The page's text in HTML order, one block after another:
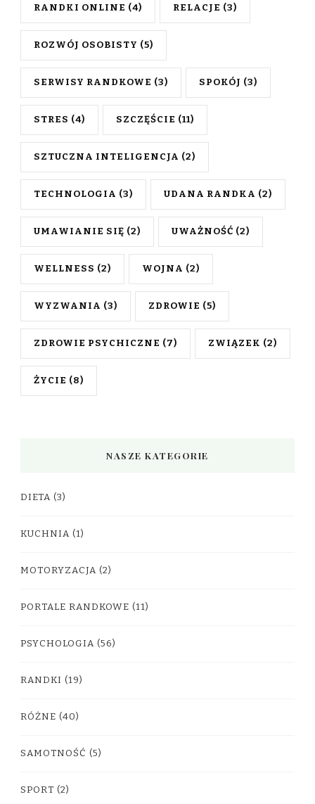
RANDKI ONLINE (4) RELACJE (3)
ROZWÓJ OSOBISTY (5)
SERWISY RANDKOWE (3) SPOKÓJ (3)
STRES (4) SZCZĘŚCIE (11)
SZTUCZNA INTELIGENCJA (2)
TECHNOLOGIA (3) UDANA RANDKA (2)
UMAWIANIE SIĘ (2) UWAŻNOŚĆ (2)
WELLNESS (2) WOJNA (2)
WYZWANIA (3) ZDROWIE (5)
ZDROWIE PSYCHICZNE (7) ZWIĄZEK (2)
ŻYCIE (8)
NASZE KATEGORIE
DIETA (3)
KUCHNIA (1)
MOTORYZACJA (2)
PORTALE RANDKOWE (11)
PSYCHOLOGIA (56)
RANDKI (19)
RÓŻNE (40)
SAMOTNOŚĆ (5)
SPORT (2)